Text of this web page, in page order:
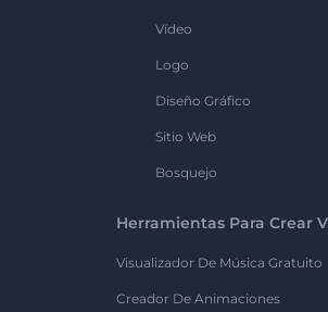
Vídeo
Logo
Diseño Gráfico
Sitio Web
Bosquejo
Herramientas Para Crear
Visualizador De Música Gratuito
Creador De Animaciones